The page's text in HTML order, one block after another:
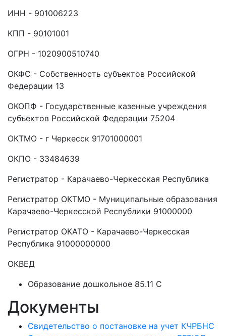
ИНН - 901006223
КПП - 90101001
ОГРН - 1020900510740
ОКФС - Собственность субъектов Российской
Федерации 13
ОКОПФ - Государственные казенные учреждения
субъектов Российской Федерации 75204
ОКТМО - г Черкесск 91701000001
ОКПО - 33484639
Регистратор - Карачаево-Черкесская Республика
Регистратор ОКТМО - Муниципальные образования
Карачаево-Черкесской Республики 91000000
Регистратор ОКАТО - Карачаево-Черкесская
Республика 91000000000
ОКВЕД
Образование дошкольное 85.11 C
Документы
Свидетельство о постановке на учет КЧРБНС